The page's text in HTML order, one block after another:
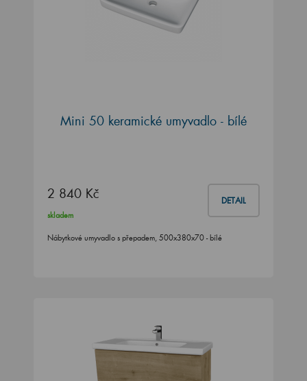
Mini 50 keramické umyvadlo - bílé
2 840 Kč DETAIL
skladem
Nábytkové umyvadlo s přepadem, 500x380x70 - bílé